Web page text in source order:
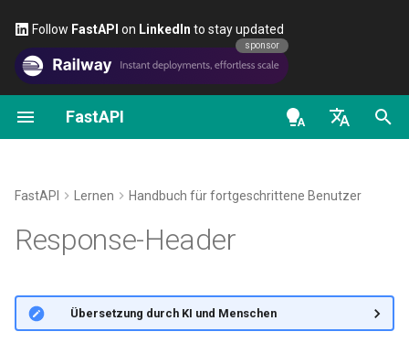
Follow FastAPI on LinkedIn to stay updated
sponsor
FastAPI
de - Deutsch
es - español
hi - हिन्दी
ja - 日本語
Erste Schritte
Requestbody
Query-Parameter und String-
Validierungen
Klassen als
Abhängigkeiten mit yield
Sicherheit – Erste Schritte
Hashing), Bearer mit JWT-
Einen Response -Parameter
Eine Response direkt
Benutzerdefinierte Header
OAuth2-Scopes
Über FastAPI-Versionen
Einen Server manuell
Deployment-Konzepte
Allgemeines – How-To –
Von Pydantic v1 zu Pydantic
GraphQL
Benutzerdefinierte Request-
und APIRoute-Klasse
FastAPI class
UploadFile class
Exceptions - HTTPException
and WebSocketException
OpenAPI docs
FastAPI People
Translations
Full Stack FastAPI Template
Alternativen, Inspiration und
Geschichte, Design und
Benchmarks
Repository Management
FastAPI Lernen Handbuch für fortgeschrittene Benutzer
Response-Header
🌐 Übersetzung durch KI und Menschen